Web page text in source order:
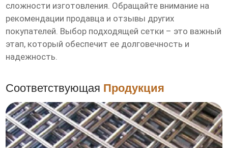
сложности изготовления. Обращайте внимание на
рекомендации продавца и отзывы других
покупателей. Выбор подходящей сетки – это важный
этап, который обеспечит ее долговечность и
надежность.
Соответствующая Продукция